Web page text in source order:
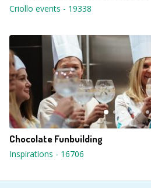
Criollo events - 19338
Chocolate Funbuilding
Inspirations - 16706